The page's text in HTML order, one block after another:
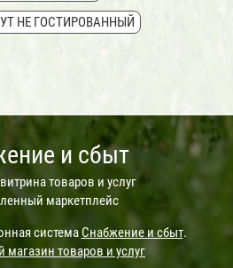
НЕ ГОСТИРОВАННЫЙ
и сбыт
товаров и услуг
маркетплейс
система Снабжение и сбыт.
магазин товаров и услуг